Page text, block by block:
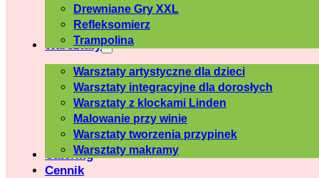
Drewniane Gry XXL
Refleksomierz
Trampolina
Warsztaty
Warsztaty artystyczne dla dzieci
Warsztaty integracyjne dla dorosłych
Warsztaty z klockami Linden
Malowanie przy winie
Warsztaty tworzenia przypinek
Warsztaty makramy
Catering
Cennik